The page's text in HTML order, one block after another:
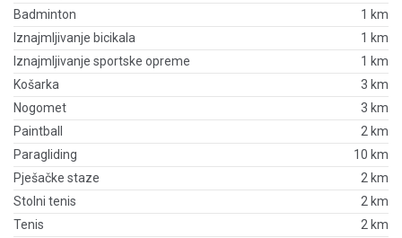
Badminton
1 km
Iznajmljivanje bicikala
1 km
Iznajmljivanje sportske opreme
1 km
Košarka
3 km
Nogomet
3 km
Paintball
2 km
Paragliding
10 km
Pješačke staze
2 km
Stolni tenis
2 km
Tenis
2 km